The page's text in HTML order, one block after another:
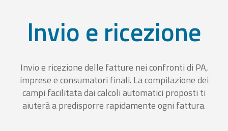
Invio e ricezione
Invio e ricezione delle fatture nei confronti di PA,
imprese e consumatori finali. La compilazione dei
campi facilitata dai calcoli automatici proposti ti
aiuterà a predisporre rapidamente ogni fattura.